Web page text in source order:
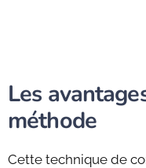
Les
méthode
Cette technique de